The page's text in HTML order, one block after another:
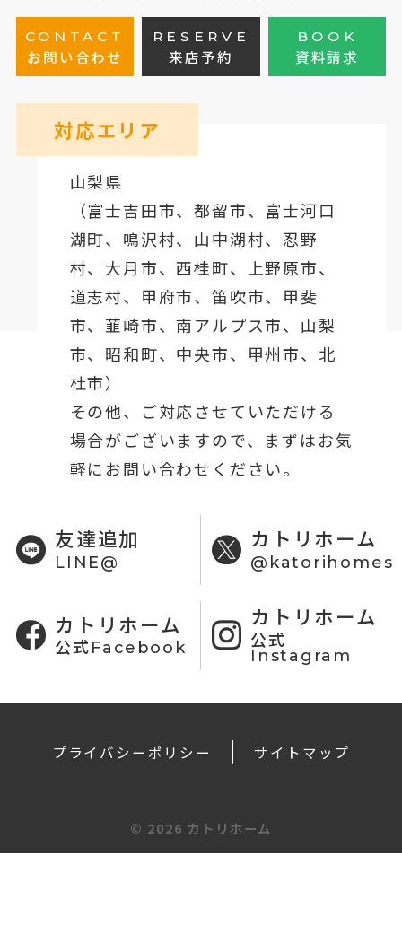
CONTACT
お問い合わせ
RESERVE
来店予約
BOOK
資料請求
対応エリア
山梨県
（富士吉田市、都留市、 富士河口
湖町、鳴沢村、山中湖村、忍野
村、 大月市、西桂町、上野原市、
道志村、 甲府市、笛吹市、甲斐
市、韮崎市、南アルプス市、山梨
市、昭和町、中央市、甲州市、北
杜市）
その他、ご対応させていただける
場合がございますので、まずはお気
軽にお問い合わせください。
友達追加
LINE@
カトリホーム
@katorihomes
カトリホーム
公式Facebook
カトリホーム
公式
Instagram
プライバシーポリシー サイトマップ
© 2026 カトリホーム